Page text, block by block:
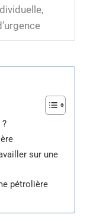
?
sur une
pétrolière